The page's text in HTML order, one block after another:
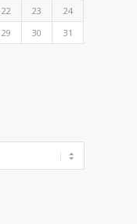
22 23
24
29 30 31